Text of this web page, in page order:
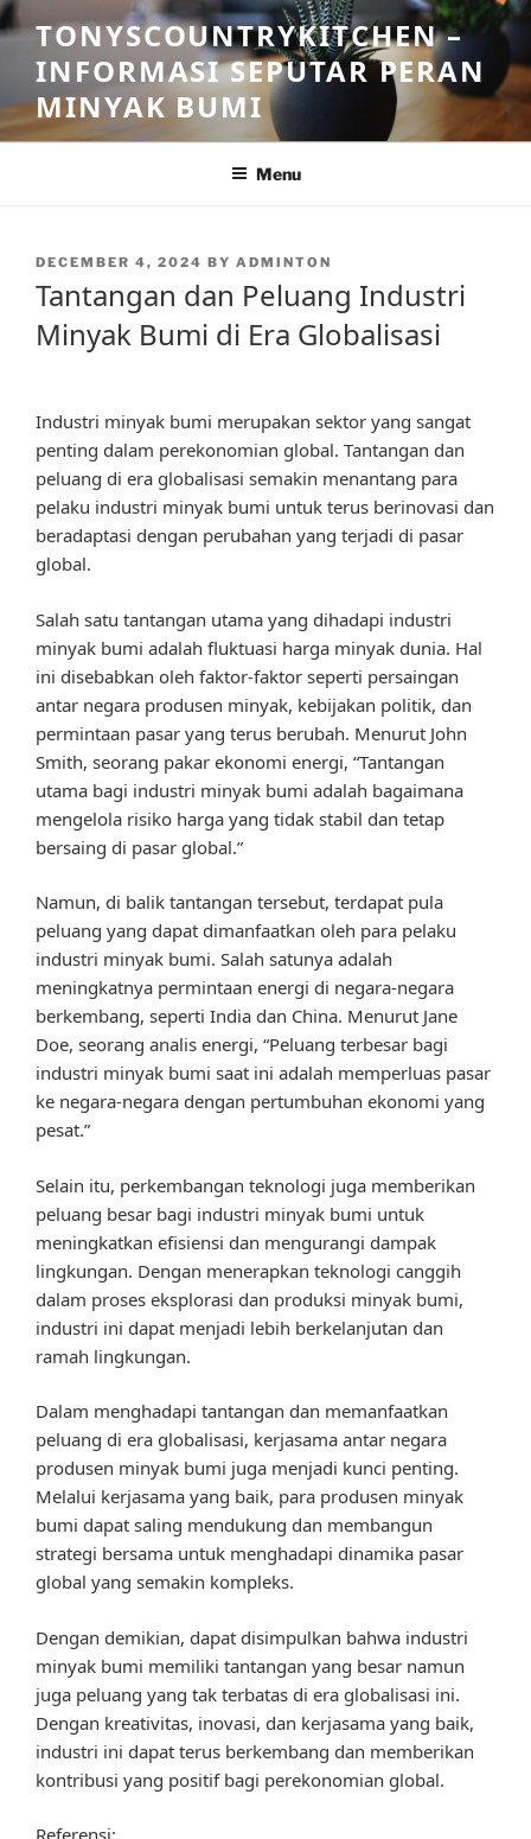
Skip
to
content
TONYSCOUNTRYKITCHEN –
INFORMASI SEPUTAR PERAN
MINYAK BUMI
Menu
POSTED
DECEMBER 4, 2024 BY ADMINTON
Tantangan dan Peluang Industri
Minyak Bumi di Era Globalisasi
Industri minyak bumi merupakan sektor yang sangat
penting dalam perekonomian global. Tantangan dan
peluang di era globalisasi semakin menantang para
pelaku industri minyak bumi untuk terus berinovasi dan
beradaptasi dengan perubahan yang terjadi di pasar
global.
Salah satu tantangan utama yang dihadapi industri
minyak bumi adalah fluktuasi harga minyak dunia. Hal
ini disebabkan oleh faktor-faktor seperti persaingan
antar negara produsen minyak, kebijakan politik, dan
permintaan pasar yang terus berubah. Menurut John
Smith, seorang pakar ekonomi energi, “Tantangan
utama bagi industri minyak bumi adalah bagaimana
mengelola risiko harga yang tidak stabil dan tetap
bersaing di pasar global.”
Namun, di balik tantangan tersebut, terdapat pula
peluang yang dapat dimanfaatkan oleh para pelaku
industri minyak bumi. Salah satunya adalah
meningkatnya permintaan energi di negara-negara
berkembang, seperti India dan China. Menurut Jane
Doe, seorang analis energi, “Peluang terbesar bagi
industri minyak bumi saat ini adalah memperluas pasar
ke negara-negara dengan pertumbuhan ekonomi yang
pesat.”
Selain itu, perkembangan teknologi juga memberikan
peluang besar bagi industri minyak bumi untuk
meningkatkan efisiensi dan mengurangi dampak
lingkungan. Dengan menerapkan teknologi canggih
dalam proses eksplorasi dan produksi minyak bumi,
industri ini dapat menjadi lebih berkelanjutan dan
ramah lingkungan.
Dalam menghadapi tantangan dan memanfaatkan
peluang di era globalisasi, kerjasama antar negara
produsen minyak bumi juga menjadi kunci penting.
Melalui kerjasama yang baik, para produsen minyak
bumi dapat saling mendukung dan membangun
strategi bersama untuk menghadapi dinamika pasar
global yang semakin kompleks.
Dengan demikian, dapat disimpulkan bahwa industri
minyak bumi memiliki tantangan yang besar namun
juga peluang yang tak terbatas di era globalisasi ini.
Dengan kreativitas, inovasi, dan kerjasama yang baik,
industri ini dapat terus berkembang dan memberikan
kontribusi yang positif bagi perekonomian global.